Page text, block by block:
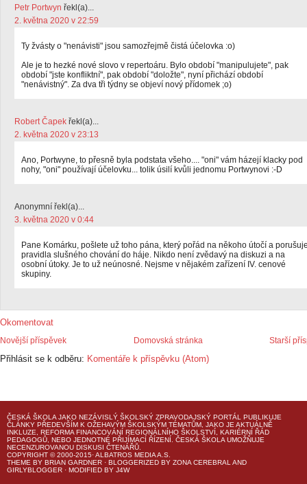
Petr Portwyn řekl(a)...
2. května 2020 v 22:59
Ty žvásty o "nenávisti" jsou samozřejmě čistá účelovka :o)
Ale je to hezké nové slovo v repertoáru. Bylo období "manipulujete", pak
období "jste konfliktní", pak období "doložte", nyní přichází období
"nenávistný". Za dva tři týdny se objeví nový přídomek ;o)
Robert Čapek řekl(a)...
2. května 2020 v 23:13
Ano, Portwyne, to přesně byla podstata všeho.... "oni" vám házejí klacky pod
nohy, "oni" používají účelovku... tolik úsilí kvůli jednomu Portwynovi :-D
Anonymní řekl(a)...
3. května 2020 v 0:44
Pane Komárku, pošlete už toho pána, který pořád na někoho útočí a
pravidla slušného chování do háje. Nikdo není zvědavý na diskuzi a na
osobní útoky. Je to už neúnosné. Nejsme v nějakém zařízení IV. cenové
skupiny.
Okomentovat
Novější příspěvek Starší
Domovská stránka
Přihlásit se k odběru: Komentáře k příspěvku (Atom)
ČESKÁ ŠKOLA JAKO NEZÁVISLÝ ŠKOLSKÝ ZPRAVODAJSKÝ PORTÁL PUBLIKUJE
ČLÁNKY PŘEDEVŠÍM K OŽEHAVÝM ŠKOLSKÝM TÉMATŮM, JAKO JE AKTUÁLNĚ
INKLUZE, REFORMA FINANCOVÁNÍ REGIONÁLNÍHO ŠKOLSTVÍ, KARIÉRNÍ ŘÁD
PEDAGOGŮ, NEBO JEDNOTNÉ PŘIJÍMACÍ ŘÍZENÍ. ČESKÁ ŠKOLA UMOŽŇUJE
NECENZUROVANOU DISKUSI ČTENÁŘŮ.
COPYRIGHT © 2000-2015· ALBATROS MEDIA A.S.
THEME BY BRIAN GARDNER · BLOGGERIZED BY ZONA CEREBRAL AND
GIRLYBLOGGER · MODIFIED BY J4W